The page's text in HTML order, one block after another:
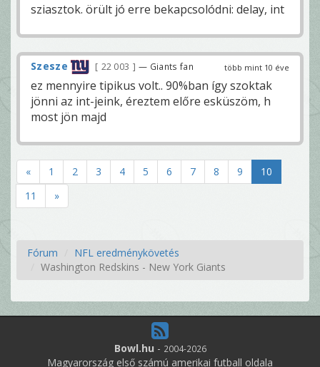
sziasztok. örült jó erre bekapcsolódni: delay, int
több mint 10 éve
Szesze 22 003 — Giants fan
ez mennyire tipikus volt.. 90%ban így szoktak
jönni az int-jeink, éreztem előre esküszöm, h
most jön majd
« 1 2 3 4 5 6 7 8 9
10
11
»
Fórum
NFL eredménykövetés
Washington Redskins - New York Giants
Bowl.hu - 2004-2026
Magyarország első számú amerikai futball oldala